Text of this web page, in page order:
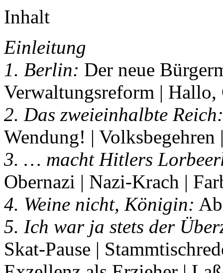
Inhalt
Einleitung
1. Berlin: Der neue
Verwaltungsreform |
2. Das zweieinhalbte Reich:
Wendung! |
3. … macht Hitlers
Obernazi | Nazi-Krach |
4. Weine nicht, Königin:
5. Ich war ja stets der
Skat-Pause |